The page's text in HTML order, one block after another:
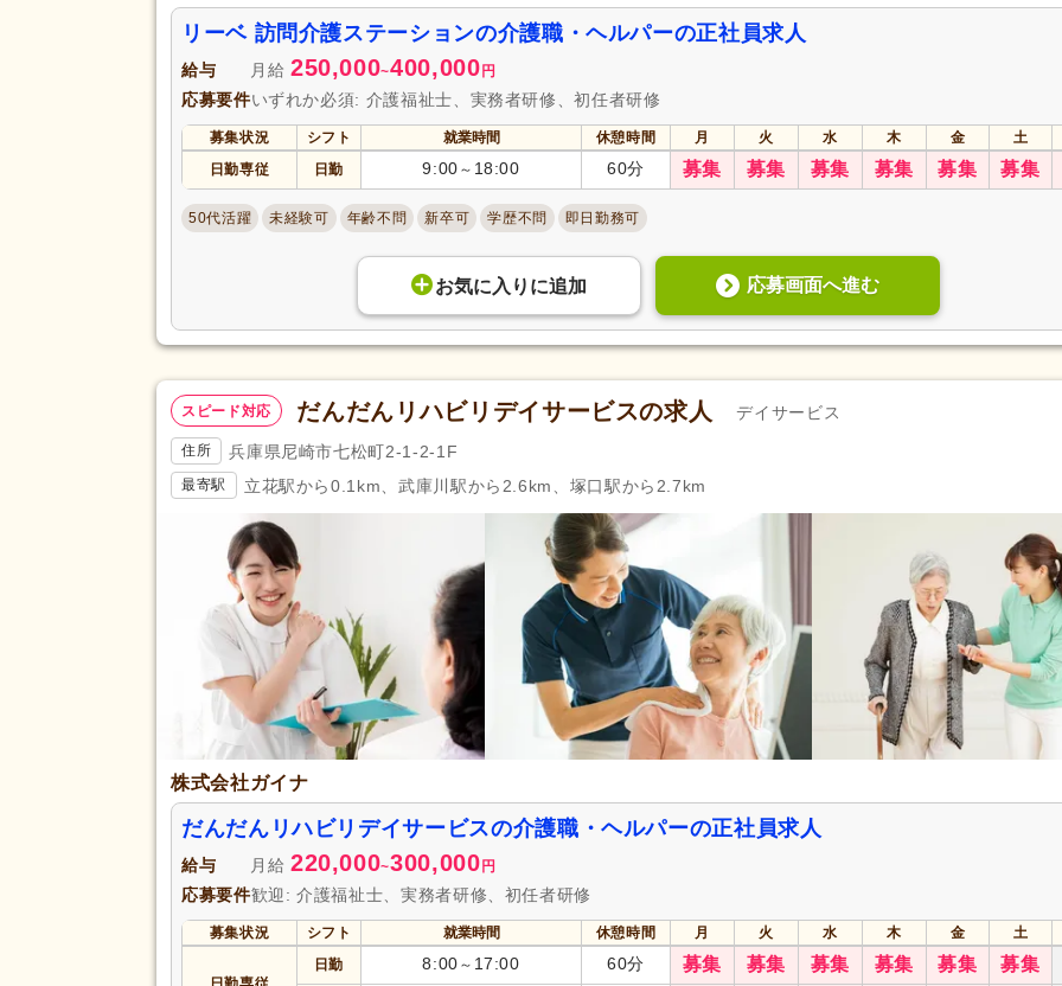
リーベ 訪問介護ステーションの介護職・ヘルパーの正社員求人
給与 月給 250,000~400,000円
応募要件いずれか必須: 介護福祉士、実務者研修、初任者研修
募集状況 シフト 就業時間 休憩時間 月 火 水 木 金 土
日勤専従
日勤 9:00 ～ 18:00 60分 募集 募集 募集 募集 募集 募集
50代活躍 未経験可 年齢不問 新卒可 学歴不問 即日勤務可
お気に入り に追加 応募画面へ進む
スピード対応 だんだんリハビリデイサービスの求人 デイサービス
住所 兵庫県尼崎市七松町2-1-2-1F
最寄駅 立花駅から0.1km、武庫川駅から2.6km、塚口駅から2.7km
株式会社ガイナ
だんだんリハビリデイサービスの介護職・ヘルパーの正社員求人
給与 月給 220,000~300,000 円
応募要件歓迎: 介護福祉士、実務者研修、初任者研修
募集状況 シフト 就業時間 休憩時間 月 火 水 木 金 土
日勤 8:00 ～ 17:00 60分 募集 募集 募集 募集 募集 募集